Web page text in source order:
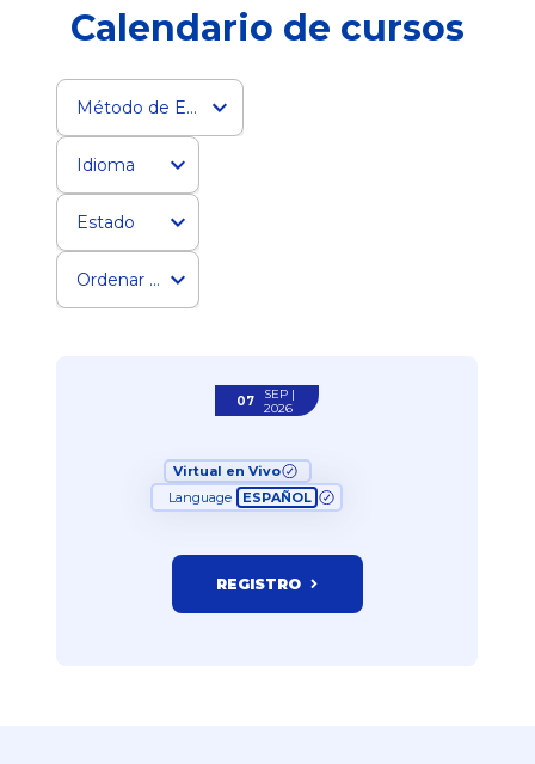
Calendario de cursos
Método de Entrega
Idioma
Estado
Ordenar por
07
SEP |
2026
Virtual en Vivo
Language
ESPAÑOL
REGISTRO